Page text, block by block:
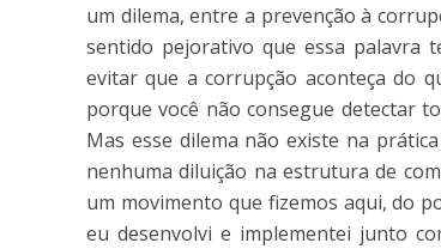
um dilema, entre a prevenção à
sentido pejorativo que essa palavra
evitar que a corrupção aconteça do
porque você não consegue detectar
Mas esse dilema não existe na
nenhuma diluição na estrutura de
um movimento que fizemos aqui, do
eu desenvolvi e implementei junto